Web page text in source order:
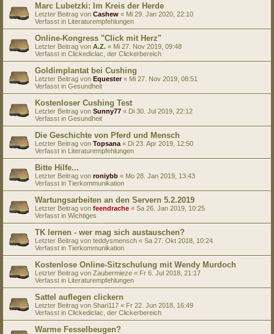
Marc Lubetzki: Im Kreis der Herde
Letzter Beitrag von Cashew « Mi 29. Jan 2020, 22:10
Verfasst in Literaturempfehlungen
Online-Kongress "Click mit Herz"
Letzter Beitrag von A.Z. « Mi 27. Nov 2019, 09:48
Verfasst in Clickediclac, der Clickerbereich
Goldimplantat bei Cushing
Letzter Beitrag von Equester« Mi 27. Nov 2019, 08:51
Verfasst in Gesundheit
Kostenloser Cushing Test
Letzter Beitrag von Sunny77 « Di 30. Jul 2019, 22:12
Verfasst in Gesundheit
Die Geschichte von Pferd und Mensch
Letzter Beitrag von Topsana « Di 23. Apr 2019, 12:50
Verfasst in Literaturempfehlungen
Bitte Hilfe...
Letzter Beitrag von roniybb « Mo 28. Jan 2019, 13:43
Verfasst in Tierkommunikation
Wartungsarbeiten an den Servern 5.2.2019
Letzter Beitrag von feendrache « Sa 26. Jan 2019, 10:25
Verfasst in Wichtiges
TK lernen - wer mag sich austauschen?
Letzter Beitrag von teddysmensch « Sa 27. Okt 2018, 10:24
Verfasst in Tierkommunikation
Kostenlose Online-Sitzschulung mit Wendy Murdoch
Letzter Beitrag von Zaubermieze « Fr 6. Jul 2018, 21:17
Verfasst in Literaturempfehlungen
Sattel auflegen clickern
Letzter Beitrag von Shari117 « Fr 22. Jun 2018, 16:49
Verfasst in Clickediclac, der Clickerbereich
Warme Fesselbeugen?